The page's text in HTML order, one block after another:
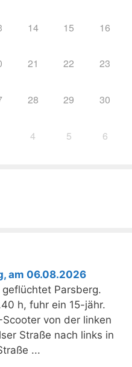
14 15 16
21 22 23
28 29 30
4 5 6
am 06.08.2026
Parsberg.
h, fuhr ein 15-jähr.
von der linken
Straße nach links in
...